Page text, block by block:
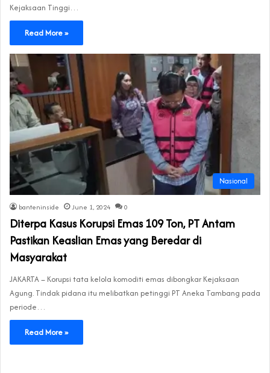
Kejaksaan Tinggi…
Read More »
Nasional
banteninside June 1, 2024 0
Diterpa Kasus Korupsi Emas 109 Ton, PT Antam
Pastikan Keaslian Emas yang Beredar di
Masyarakat
JAKARTA – Korupsi tata kelola komoditi emas dibongkar Kejaksaan
Agung. Tindak pidana itu melibatkan petinggi PT Aneka Tambang pada
periode…
Read More »